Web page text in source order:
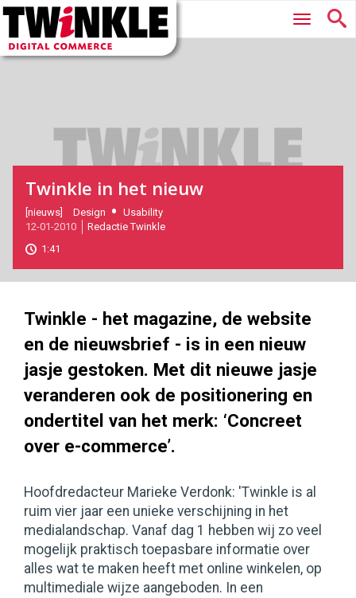
Twinkle
Digital
Commerce
Hoofdmenu
Twinkle in het nieuw
2010-
01-
12T13:33:00
2017-
05-
[nieuws] Design
Usability
12-01-2010
Redactie Twinkle
1:41
Twinkle - het magazine, de website
en de nieuwsbrief - is in een nieuw
jasje gestoken. Met dit nieuwe jasje
veranderen ook de positionering en
ondertitel van het merk: ‘Concreet
over e-commerce’.
Hoofdredacteur Marieke Verdonk: 'Twinkle is al
ruim vier jaar een unieke verschijning in het
medialandschap. Vanaf dag 1 hebben wij zo veel
mogelijk praktisch toepasbare informatie over
alles wat te maken heeft met online winkelen, op
multimediale wijze aangeboden. In een